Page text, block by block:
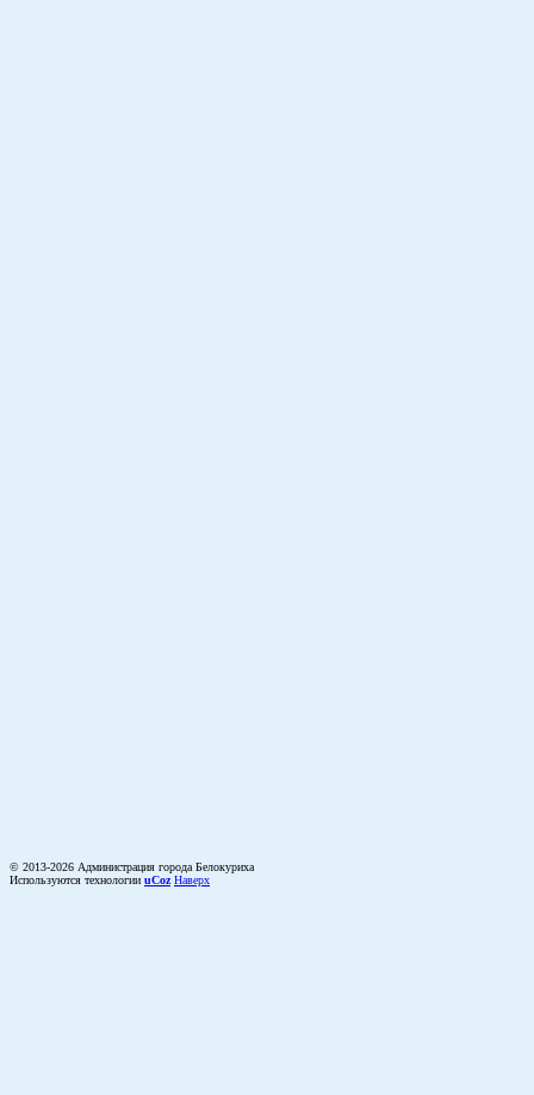
© 2013-2026 Администрация города Белокуриха
Используются технологии uCoz Наверх